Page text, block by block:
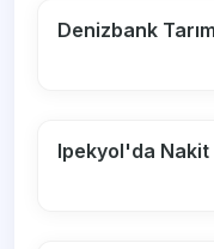
Denizbank
Ipekyol'da Nakit